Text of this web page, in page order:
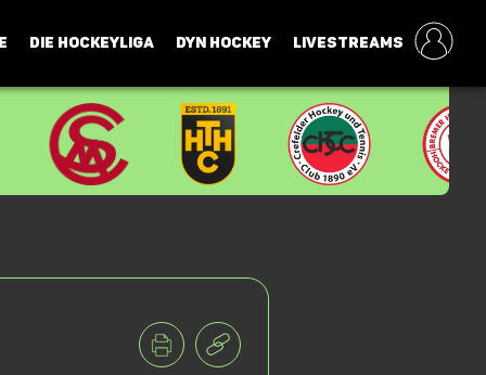
DIE HOCKEYLIGA DYN HOCKEY LIVESTREAMS